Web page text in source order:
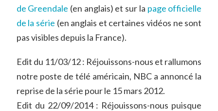
de Greendale (en anglais) et sur la page officielle
de la série (en anglais et certaines vidéos ne sont
pas visibles depuis la France).
Edit du 11/03/12 : Réjouissons-nous et rallumons
notre poste de télé américain, NBC a annoncé la
reprise de la série pour le 15 mars 2012.
Edit du 22/09/2014 : Réjouissons-nous puisque